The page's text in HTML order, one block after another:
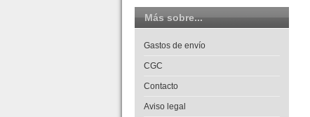
Más sobre...
Gastos de envío
CGC
Contacto
Aviso legal